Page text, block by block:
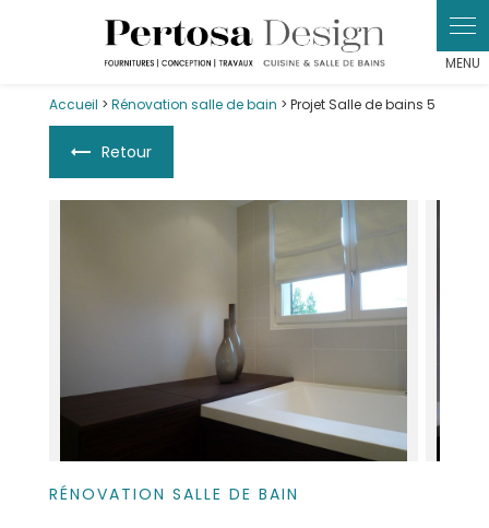
Accueil > Rénovation salle de bain > Projet Salle de bains 5
Retour
RÉNOVATION SALLE DE BAIN